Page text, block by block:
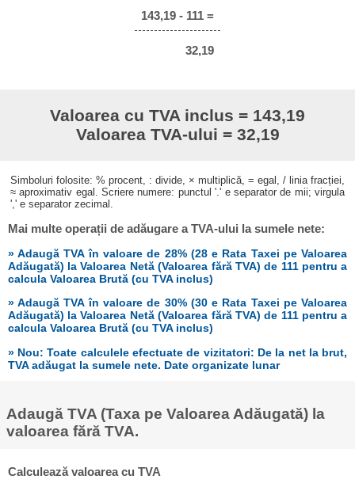
143,19 - 111 =
32,19
Valoarea cu TVA inclus = 143,19
Valoarea TVA-ului = 32,19
Simboluri folosite: % procent, : divide, × multiplică, = egal, / linia fracției,
≈ aproximativ egal. Scriere numere: punctul '.' e separator de mii; virgula
',' e separator zecimal.
Mai multe operații de adăugare a TVA-ului la sumele nete:
» Adaugă TVA în valoare de 28% (28 e Rata Taxei pe Valoarea
Adăugată) la Valoarea Netă (Valoarea fără TVA) de 111 pentru a
calcula Valoarea Brută (cu TVA inclus)
» Adaugă TVA în valoare de 30% (30 e Rata Taxei pe Valoarea
Adăugată) la Valoarea Netă (Valoarea fără TVA) de 111 pentru a
calcula Valoarea Brută (cu TVA inclus)
» Nou: Toate calculele efectuate de vizitatori: De la net la brut,
TVA adăugat la sumele nete. Date organizate lunar
Adaugă TVA (Taxa pe Valoarea Adăugată) la
valoarea fără TVA.
Calculează valoarea cu TVA